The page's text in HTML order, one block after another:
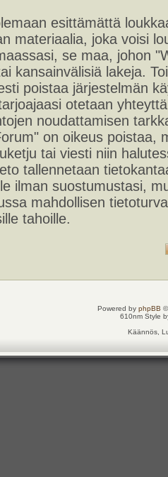
esittämättä
materiaalia, joka voisi
se maa, johon
kansainvälisiä lakeja.
poistaa järjestelmän
otetaan
noudattamisen
on oikeus poistaa,
tai viesti niin
tallennetaan
ilman suostumustasi,
mahdollisen
tahoille.
Powered by phpBB
610nm Style
Käännös,